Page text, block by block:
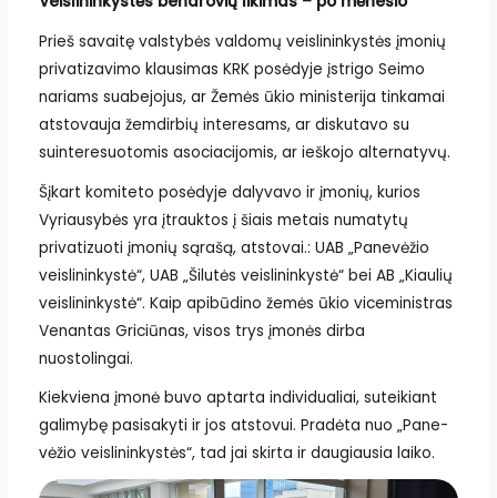
Prieš savaitę valstybės valdomų veislininkystės įmonių
privatizavimo klausimas KRK posėdyje įstrigo Seimo
nariams suabejojus, ar Žemės ūkio ministerija tinkamai
atstovauja žemdirbių interesams, ar diskutavo su
suinteresuotomis asociacijomis, ar ieškojo alternatyvų.
Šįkart komiteto posėdyje dalyvavo ir įmonių, kurios
Vyriausybės yra įtrauktos į šiais metais numatytų
privatizuoti įmonių sąrašą, atstovai.: UAB „Pane­vėžio
veislininkystė“, UAB „Šilutės veislininkystė“ bei AB „Kiau­lių
veisli­ninkystė“. Kaip apibūdino žemės ūkio viceministras
Venantas Griciūnas, visos trys įmonės dirba
nuostolingai.
Kiekviena įmonė buvo aptarta individualiai, suteikiant
galimybę pasisakyti ir jos atstovui. Pradėta nuo „Pane­
vėžio veislininkystės“, tad jai skirta ir daugiausia laiko.